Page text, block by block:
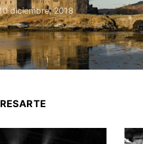
diciembre, 2018